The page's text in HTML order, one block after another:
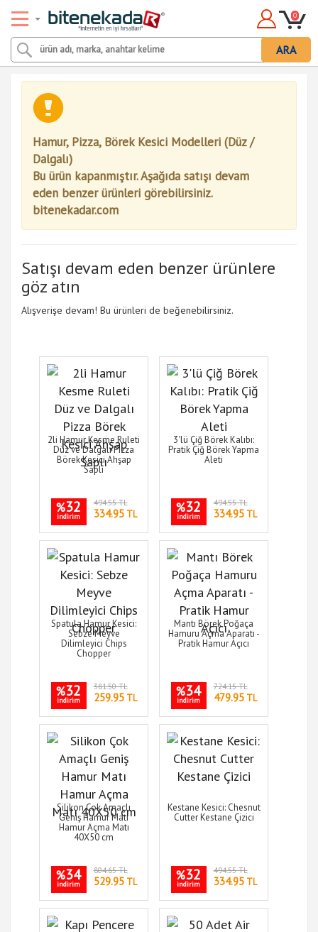
ARA
0
Hamur, Pizza, Börek Kesici Modelleri (Düz /
Dalgalı)
Bu ürün kapanmıştır. Aşağıda satışı devam
eden benzer ürünleri görebilirsiniz.
bitenekadar.com
Satışı devam eden benzer ürünlere
göz atın
Alışverişe devam! Bu ürünleri de beğenebilirsiniz.
2li Hamur Kesme Ruleti
Düz ve Dalgalı Pizza
Börek Kesici Ahşap
Saplı
%32
indirim
494.55 TL
334.95TL
3'lü Çiğ Börek Kalıbı:
Pratik Çiğ Börek Yapma
Aleti
%32
indirim
494.55 TL
334.95TL
Spatula Hamur Kesici:
Sebze Meyve
Dilimleyici Chips
Chopper
%32
indirim
381.50 TL
259.95TL
Mantı Börek Poğaça
Hamuru Açma Aparatı -
Pratik Hamur Açıcı
%34
indirim
724.15 TL
479.95TL
Silikon Çok Amaçlı
Geniş Hamur Matı
Hamur Açma Matı
40X50 cm
%34
indirim
804.65 TL
529.95TL
Kestane Kesici: Chesnut
Cutter Kestane Çizici
%32
indirim
494.55 TL
334.95TL